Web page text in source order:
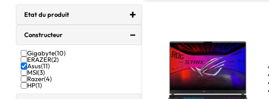
Etat du produit
Constructeur
Gigabyte(10)
ERAZER(2)
Asus(11)
MSI(3)
Razer(4)
HP(1)